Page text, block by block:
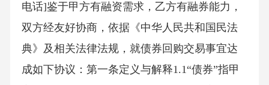
电话]鉴于甲方有融资需求，乙方有融券能力，
双方经友好协商，依据《中华人民共和国民法
典》及相关法律法规，就债券回购交易事宜达
成如下协议：第一条定义与解释1.1“债券”指甲